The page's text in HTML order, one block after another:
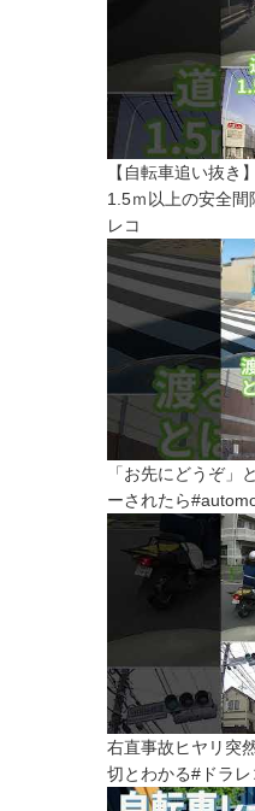
【自転車追い抜き
1.5ｍ以上の安全
レコ
「お先にどうぞ」
ーされたら
右直事故ヒヤリ突
切とわかる#ドラ